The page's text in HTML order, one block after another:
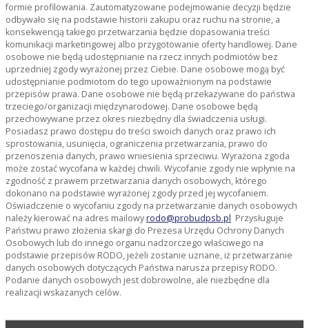
formie profilowania. Zautomatyzowane podejmowanie decyzji będzie
odbywało się na podstawie historii zakupu oraz ruchu na stronie, a
konsekwencją takiego przetwarzania będzie dopasowania treści
komunikacji marketingowej albo przygotowanie oferty handlowej. Dane
osobowe nie będą udostępnianie na rzecz innych podmiotów bez
uprzedniej zgody wyrażonej przez Ciebie. Dane osobowe mogą być
udostępnianie podmiotom do tego upoważnionym na podstawie
przepisów prawa. Dane osobowe nie będą przekazywane do państwa
trzeciego/organizacji międzynarodowej. Dane osobowe będą
przechowywane przez okres niezbędny dla świadczenia usługi.
Posiadasz prawo dostępu do treści swoich danych oraz prawo ich
sprostowania, usunięcia, ograniczenia przetwarzania, prawo do
przenoszenia danych, prawo wniesienia sprzeciwu. Wyrażona zgoda
może zostać wycofana w każdej chwili. Wycofanie zgody nie wpłynie na
zgodność z prawem przetwarzania danych osobowych, którego
dokonano na podstawie wyrażonej zgody przed jej wycofaniem.
Oświadczenie o wycofaniu zgody na przetwarzanie danych osobowych
należy kierować na adres mailowyrodo@probudpsb.pl Przysługuje
Państwu prawo złożenia skargi do Prezesa Urzędu Ochrony Danych
Osobowych lub do innego organu nadzorczego właściwego na
podstawie przepisów RODO, jeżeli zostanie uznane, iż przetwarzanie
danych osobowych dotyczących Państwa narusza przepisy RODO.
Podanie danych osobowych jest dobrowolne, ale niezbędne dla
realizacji wskazanych celów.